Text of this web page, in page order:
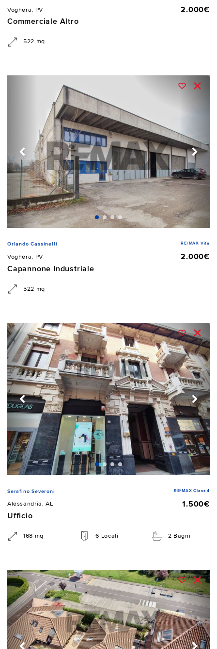
Voghera, PV
2.000€
Commerciale Altro
522 mq
Orlando Cassinelli RE/MAX Vita
Voghera, PV
2.000€
Capannone Industriale
522 mq
Serafino Severoni RE/MAX Class 4
Alessandria, AL
1.500€
Ufficio
168 mq 6 Locali 2 Bagni